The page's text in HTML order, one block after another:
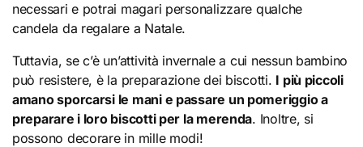
necessari e potrai magari personalizzare qualche
candela da regalare a Natale.
Tuttavia, se c’è un’attività invernale a cui nessun bambino
può resistere, è la preparazione dei biscotti. I più piccoli
amano sporcarsi le mani e passare un pomeriggio a
preparare i loro biscotti per la merenda. Inoltre, si
possono decorare in mille modi!